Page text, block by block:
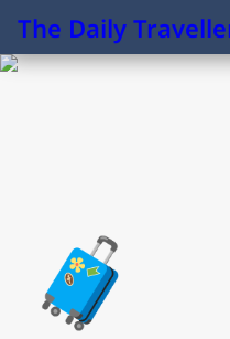
The Daily
🧳